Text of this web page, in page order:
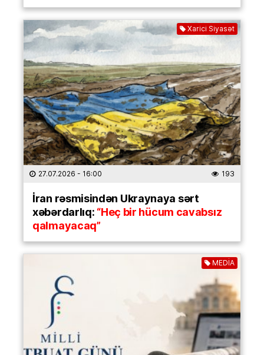
Xarici Siyasət
27.07.2026 - 16:00 193
İran rəsmisindən Ukraynaya sərt
xəbərdarlıq:“Heç bir hücum cavabsız
qalmayacaq”
MEDİA